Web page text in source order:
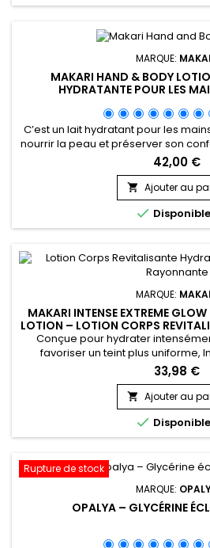
MARQUE:
MAKARI HAND & BODY
HYDRATANTE POUR LES
C’est un lait hydratant pour les
nourrir la peau et préserver son
Body Lotion 17oz associe l’huile de
la Glycerin, la Mineral Oil
Isononanoate, des ingrédients
propriétés hydratantes et
42,00 €
 Ajouter au
 Disponible
MARQUE:
MAKARI INTENSE EXTREME
LOTION – LOTION CORPS
DOUCE ET
Conçue pour hydrater
favoriser un teint plus uniforme,
Rejuvenating Body Lotion est
nourrissante et revitalisante
d’éclat. Sa formule associe le
C et E, les extraits de réglisse, de
Prunus...
33,98 €
 Ajouter au
 Disponible
Rupture de stock
MARQUE:
OPALYA – GLYCÉRINE